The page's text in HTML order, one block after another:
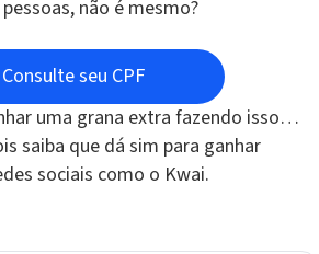
não é mesmo?
Consulte seu CPF
uma grana extra fazendo isso…
saiba que dá sim para ganhar
sociais como o Kwai.